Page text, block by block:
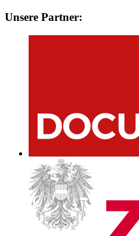
Unsere Partner: